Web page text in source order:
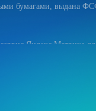
бумагами, выдана
Яндекс.Метрика
сайта более